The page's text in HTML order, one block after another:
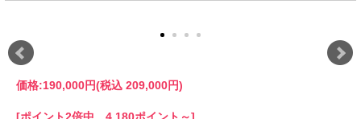
価格:190,000円(税込 209,000円)